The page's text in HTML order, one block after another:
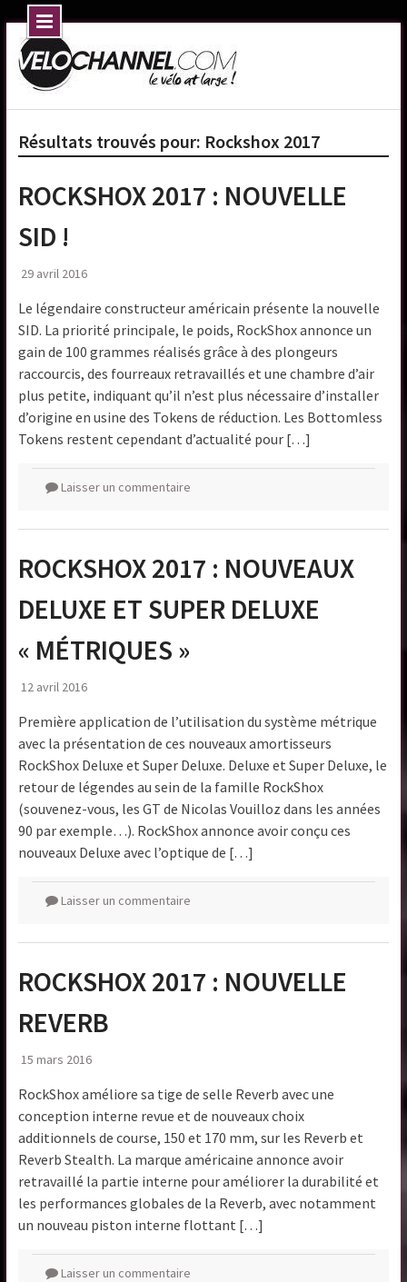
Skip
to
content
Résultats trouvés pour: Rockshox 2017
ROCKSHOX 2017 : NOUVELLE
SID !
29 avril 2016
Le légendaire constructeur américain présente la nouvelle
SID. La priorité principale, le poids, RockShox annonce un
gain de 100 grammes réalisés grâce à des plongeurs
raccourcis, des fourreaux retravaillés et une chambre d’air
plus petite, indiquant qu’il n’est plus nécessaire d’installer
d’origine en usine des Tokens de réduction. Les Bottomless
Tokens restent cependant d’actualité pour […]
Laisser un commentaire
ROCKSHOX 2017 : NOUVEAUX
DELUXE ET SUPER DELUXE
« MÉTRIQUES »
12 avril 2016
Première application de l’utilisation du système métrique
avec la présentation de ces nouveaux amortisseurs
RockShox Deluxe et Super Deluxe. Deluxe et Super Deluxe, le
retour de légendes au sein de la famille RockShox
(souvenez-vous, les GT de Nicolas Vouilloz dans les années
90 par exemple…). RockShox annonce avoir conçu ces
nouveaux Deluxe avec l’optique de […]
Laisser un commentaire
ROCKSHOX 2017 : NOUVELLE
REVERB
15 mars 2016
RockShox améliore sa tige de selle Reverb avec une
conception interne revue et de nouveaux choix
additionnels de course, 150 et 170 mm, sur les Reverb et
Reverb Stealth. La marque américaine annonce avoir
retravaillé la partie interne pour améliorer la durabilité et
les performances globales de la Reverb, avec notamment
un nouveau piston interne flottant […]
Laisser un commentaire